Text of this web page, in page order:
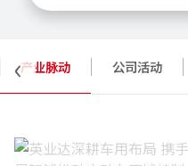
产业脉动 公司活动
‹